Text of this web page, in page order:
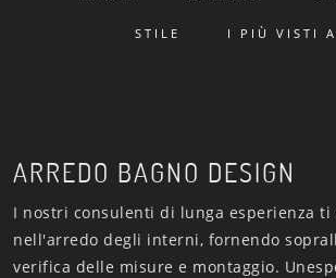
STILE I PIÙ VISTI
ARREDO BAGNO DESIGN
I nostri consulenti di lunga esperienza ti
nell'arredo degli interni, fornendo
verifica delle misure e montaggio.